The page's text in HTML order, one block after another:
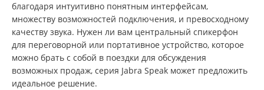
благодаря интуитивно понятным интерфейсам,
множеству возможностей подключения, и превосходному
качеству звука. Нужен ли вам центральный спикерфон
для переговорной или портативное устройство, которое
можно брать с собой в поездки для обсуждения
возможных продаж, серия Jabra Speak может предложить
идеальное решение.